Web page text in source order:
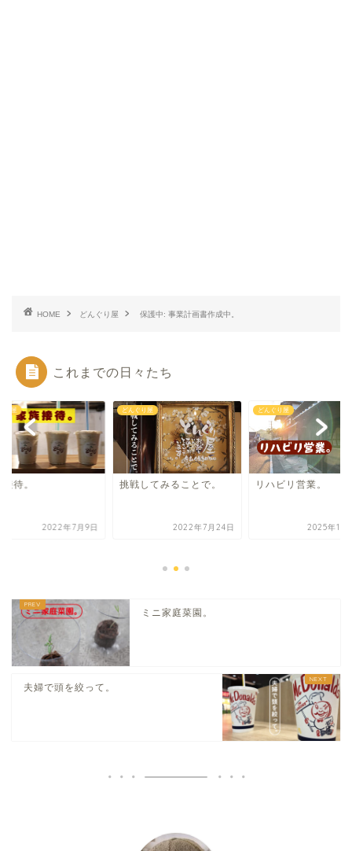
HOME どんぐり屋 保護中: 事業計画書作成中。
これまでの日々たち
り屋
待。
2022年7月9日
どんぐり屋
挑戦してみることで。
2022年7月24日
どんぐり屋
リハビリ営業。
2025年10
ミニ家庭菜園。
夫婦で頭を絞って。